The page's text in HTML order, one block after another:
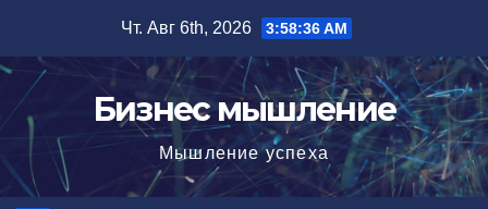
содержимому
Чт. Авг 6th, 2026 3:58:37 AM
Бизнес мышление
Мышление успеха